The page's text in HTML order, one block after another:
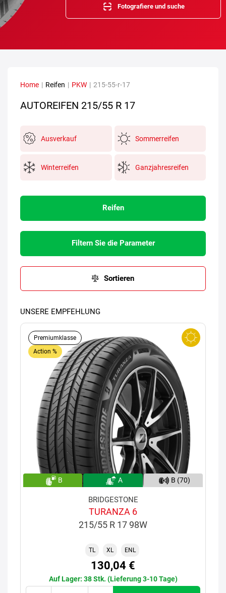
Fotografiere und suche
Home | Reifen | PKW | 215-55-r-17
AUTOREIFEN 215/55 R 17
Ausverkauf Sommerreifen
Winterreifen Ganzjahresreifen
Reifen
Filtern Sie die Parameter
Sortieren
UNSERE EMPFEHLUNG
Premiumklasse
Action %
B A B (70)
BRIDGESTONE
TURANZA 6
215/55 R 17 98W
TL XL ENL
130,04 €
Auf Lager: 38 Stk. (Lieferung 3-10 Tage)